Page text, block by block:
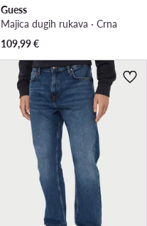
Guess
Majica dugih rukava · Crna
109,99€